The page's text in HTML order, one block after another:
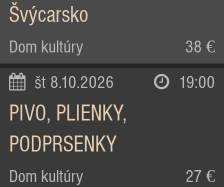
Švýcarsko
Dom kultúry 38 €
št 8.10.2026 19:00
PIVO, PLIENKY,
PODPRSENKY
Dom kultúry 27 €